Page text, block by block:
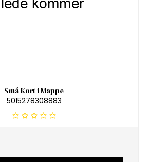
Små Kort i Mappe
5015278308883